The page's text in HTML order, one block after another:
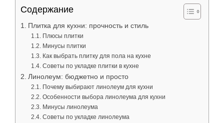
Содержание
Плитка для кухни: прочность и стиль
Плюсы плитки
Минусы плитки
Как выбрать плитку для пола на кухне
Советы по укладке плитки в кухне
Линолеум: бюджетно и просто
Почему выбирают линолеум для кухни
Особенности выбора линолеума для кухни
Минусы линолеума
Советы по укладке линолеума